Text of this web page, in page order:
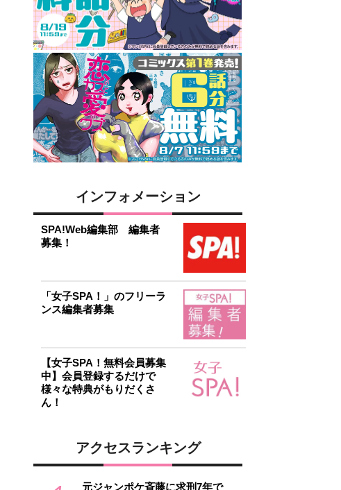
インフォメーション
SPA!Web編集部 編集者
募集！
「女子SPA！」のフリーラ
ンス編集者募集
【女子SPA！無料会員募集
中】会員登録するだけで
様々な特典がもりだくさ
ん！
アクセスランキング
元ジャンポケ斉藤に求刑7年で